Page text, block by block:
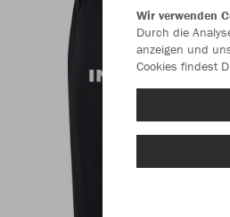
Wir verwenden
Durch die
anzeigen und
Cookies findest